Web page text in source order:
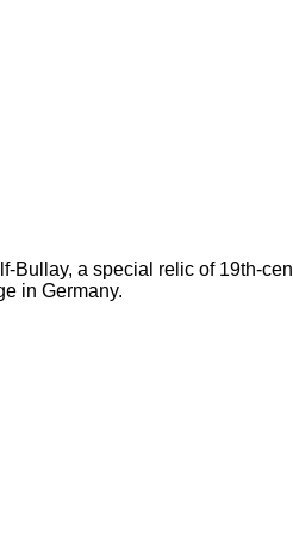
Bullay, a special relic of 19th-
in Germany.